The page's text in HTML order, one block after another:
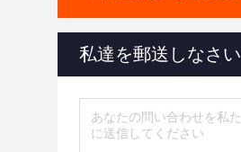
私達を郵送しなさい